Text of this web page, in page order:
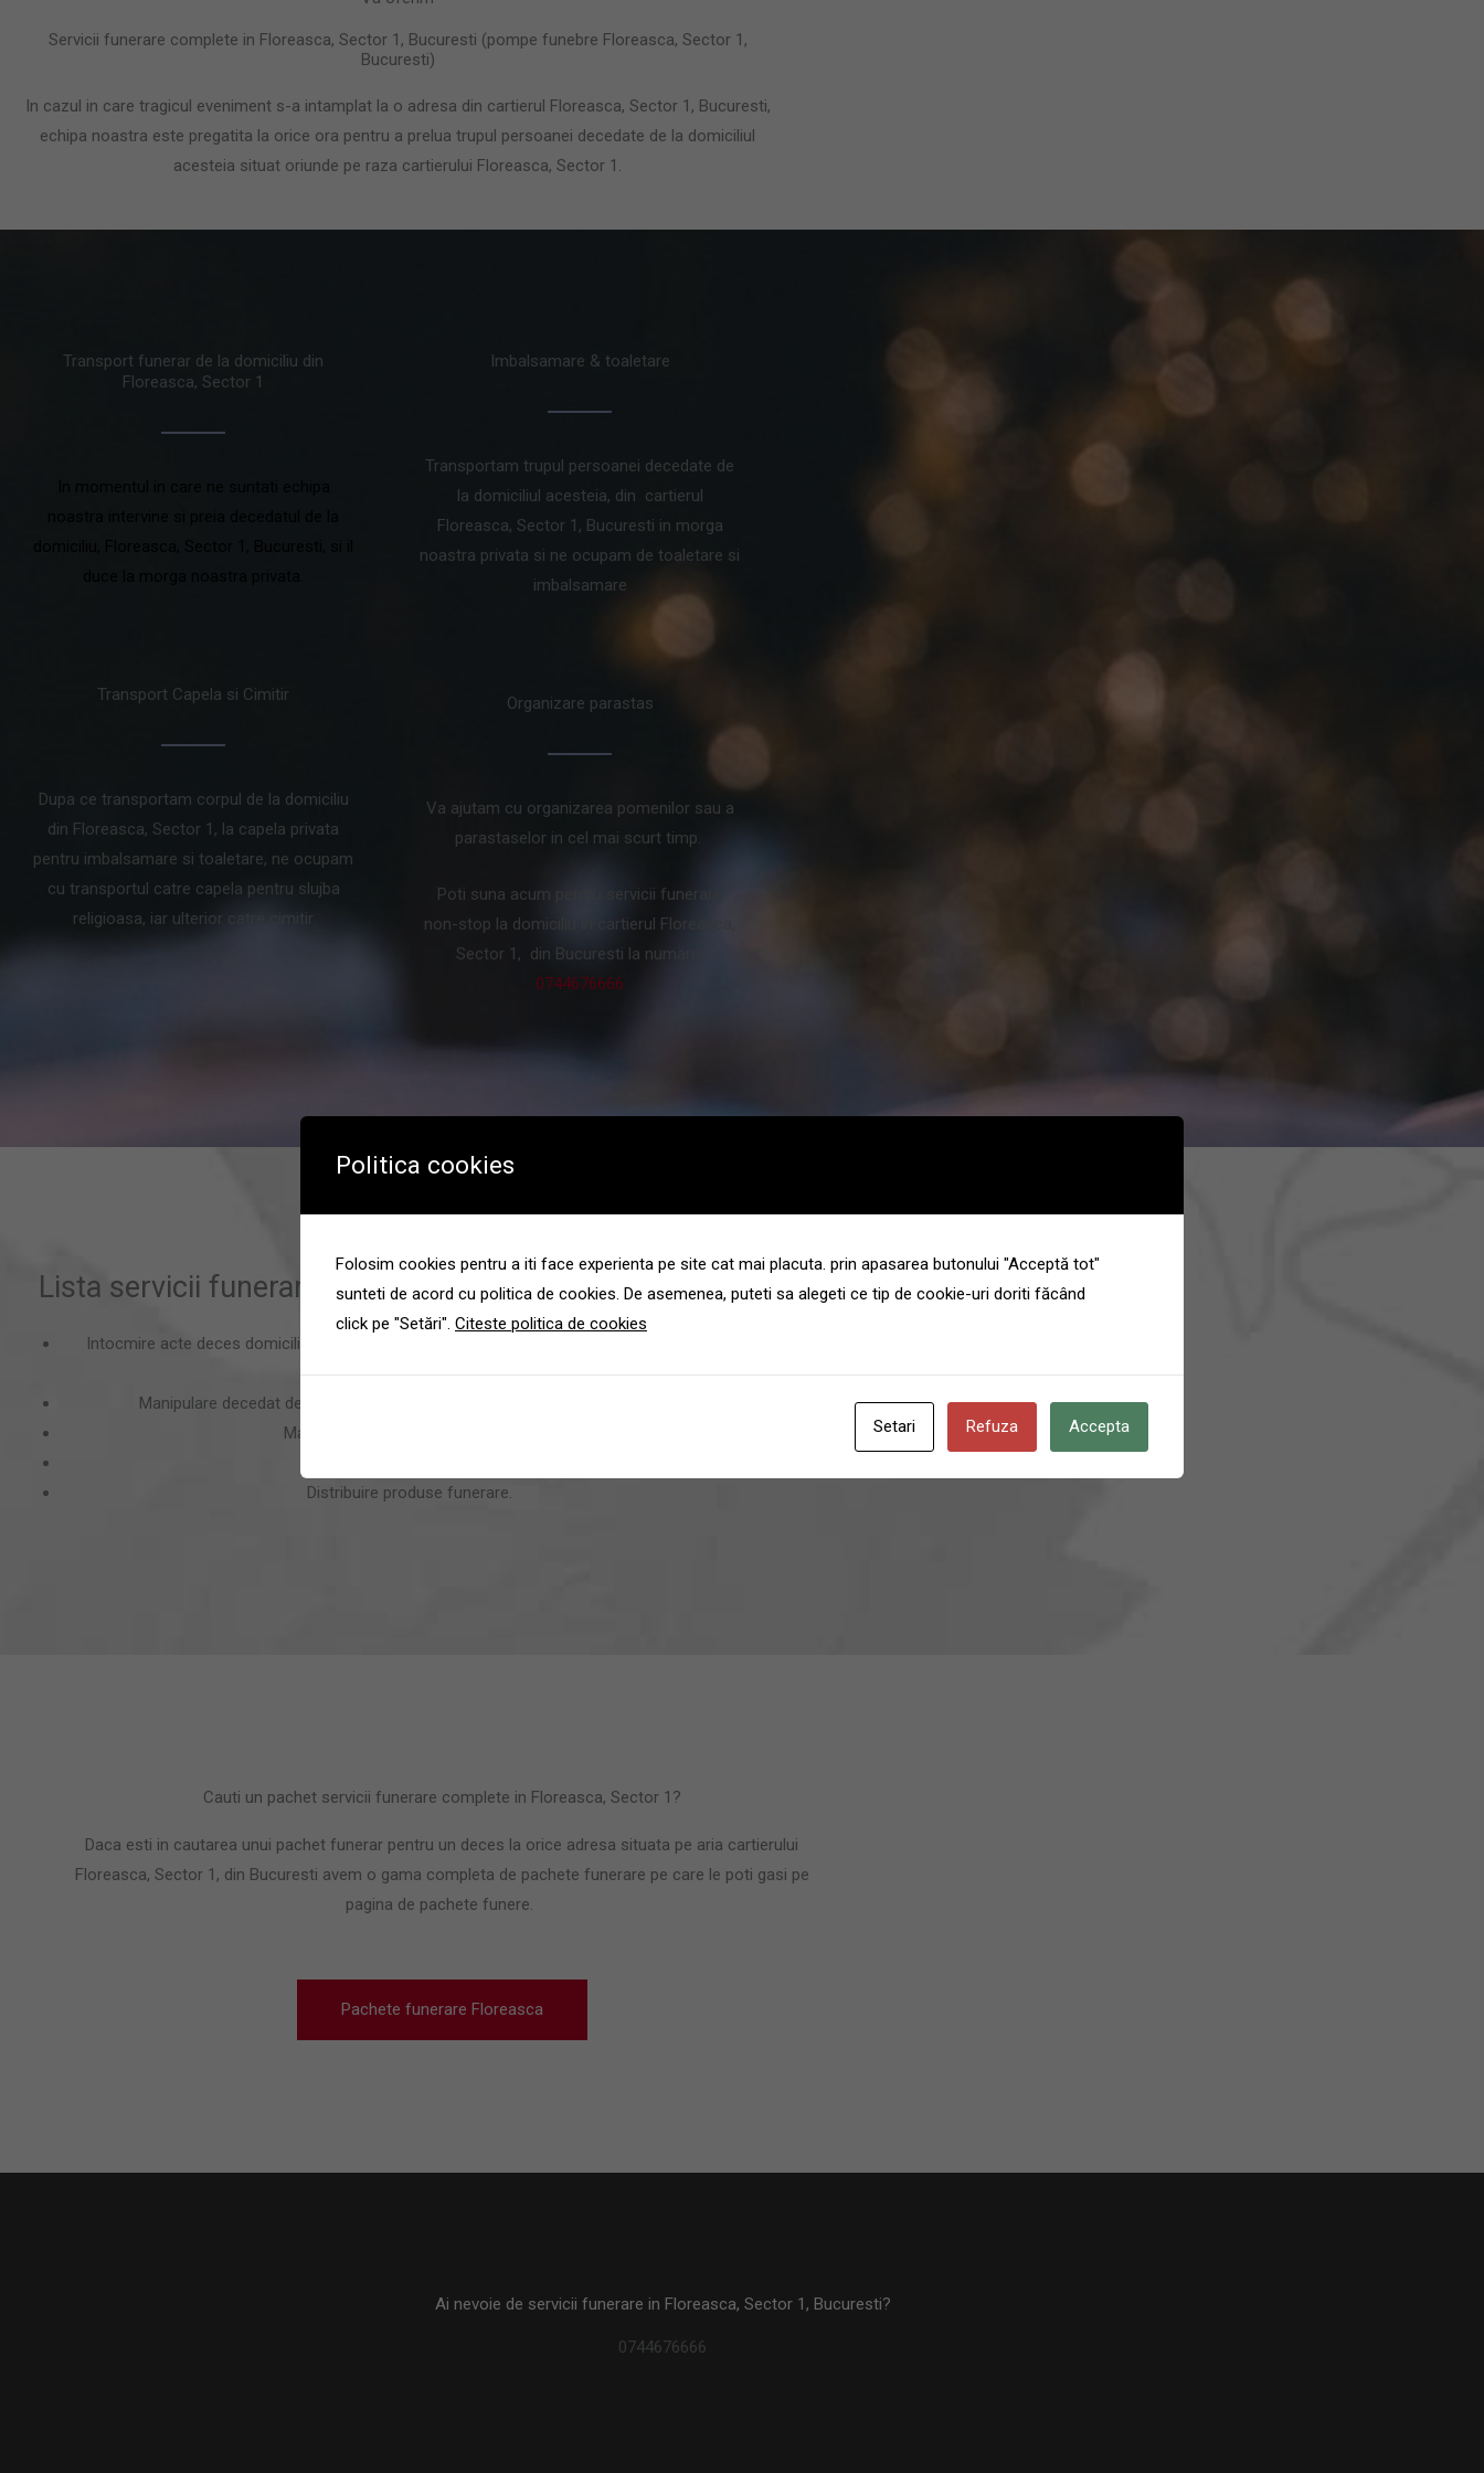
Servicii funerare complete in Floreasca, Sector 1, Bucuresti (pompe funebre Floreasca, Sector 1,
Bucuresti)
In cazul in care tragicul eveniment s-a intamplat la o adresa din cartierul Floreasca, Sector 1, Bucuresti,
echipa noastra este pregatita la orice ora pentru a prelua trupul persoanei decedate de la domiciliul
acesteia situat oriunde pe raza cartierului Floreasca, Sector 1.
Transport funerar de la domiciliu din
Floreasca, Sector 1
Transport Capela si Cimitir
Dupa ce transportam corpul de la domiciliu
din Floreasca, Sector 1, la capela privata
pentru imbalsamare si toaletare, ne ocupam
cu transportul catre capela pentru slujba
religioasa, iar ulterior catre cimitir
Imbalsamare & toaletare
Transportam trupul persoanei decedate de
la domiciliul acesteia, din cartierul
Floreasca, Sector 1, Bucuresti in morga
noastra privata si ne ocupam de toaletare si
imbalsamare
Organizare parastas
Va ajutam cu organizarea pomenilor sau a
parastaselor in cel mai scurt timp.
Poti suna acum pentru servicii funerare
non-stop la domiciliu in cartierul Floreasca,
Sector 1, din Bucuresti la numarul
0744676666
Lista servicii funerare Floreasca, Sector 1, Bucuresti?
Intocmire acte deces domiciliu in cartierul Floreasca, Sector 1, Bucuresti (certificat deces,
adeverinta inhumare, aviz dsp)
Manipulare decedat de domiciliu din cartierul Floreasca, Sector 1, Bucuresti;
Manipulare sicriu capela sau cimitir;
Distribuire produse funerare.
Cauti un pachet servicii funerare complete in Floreasca, Sector 1?
Daca esti in cautarea unui pachet funerar pentru un deces la orice adresa situata pe aria cartierului
Floreasca, Sector 1, din Bucuresti avem o gama completa de pachete funerare pe care le poti gasi pe
pagina de pachete funere.
Pachete funerare Floreasca
Ai nevoie de servicii funerare in Floreasca, Sector 1, Bucuresti?
0744676666
Politica cookies
Folosim cookies pentru a iti face experienta pe site cat mai placuta. prin apasarea butonului "Acceptă tot"
sunteti de acord cu politica de cookies. De asemenea, puteti sa alegeti ce tip de cookie-uri doriti făcând
click pe "Setări". Citeste politica de cookies
Setari Refuza Accepta